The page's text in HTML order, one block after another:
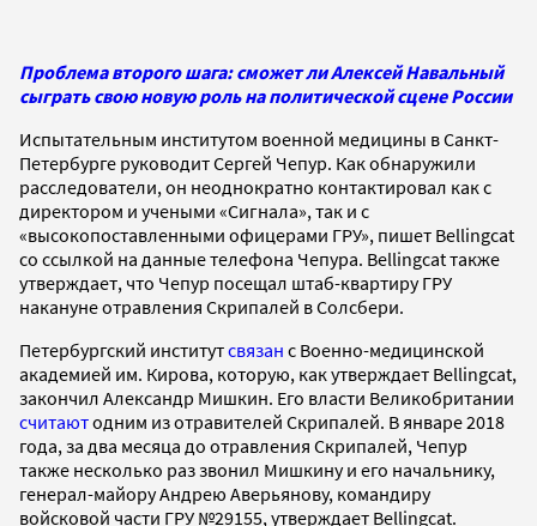
Проблема второго шага: сможет ли Алексей Навальный
сыграть свою новую роль на политической сцене России
Испытательным институтом военной медицины в Санкт-
Петербурге руководит Сергей Чепур. Как обнаружили
расследователи, он неоднократно контактировал как с
директором и учеными «Сигнала», так и с
«высокопоставленными офицерами ГРУ», пишет Bellingcat
со ссылкой на данные телефона Чепура. Bellingcat также
утверждает, что Чепур посещал штаб-квартиру ГРУ
накануне отравления Скрипалей в Солсбери.
Петербургский институтсвязан с Военно-медицинской
академией им. Кирова, которую, как утверждает Bellingcat,
закончил Александр Мишкин. Его власти Великобритании
считаютодним из отравителей Скрипалей. В январе 2018
года, за два месяца до отравления Скрипалей, Чепур
также несколько раз звонил Мишкину и его начальнику,
генерал-майору Андрею Аверьянову, командиру
войсковой части ГРУ №29155, утверждает Bellingcat.